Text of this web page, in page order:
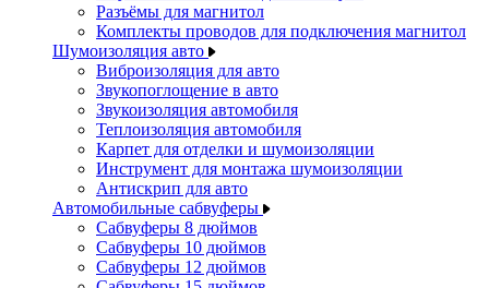
Разъёмы для магнитол
Комплекты проводов для подключения магнитол
Шумоизоляция авто
Виброизоляция для авто
Звукопоглощение в авто
Звукоизоляция автомобиля
Теплоизоляция автомобиля
Карпет для отделки и шумоизоляции
Инструмент для монтажа шумоизоляции
Антискрип для авто
Автомобильные сабвуферы
Сабвуферы 8 дюймов
Сабвуферы 10 дюймов
Сабвуферы 12 дюймов